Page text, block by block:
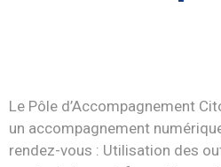
Le Pôle d’Accompagnement
un accompagnement
rendez-vous : Utilisation des